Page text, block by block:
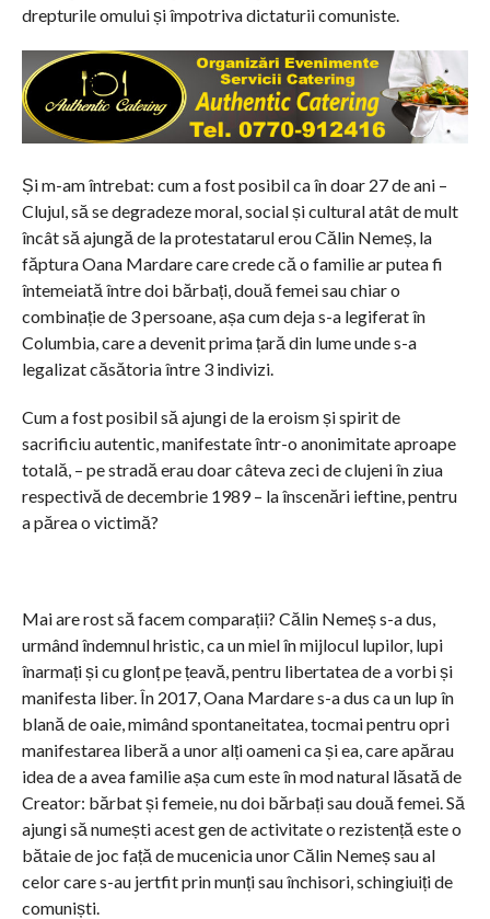
drepturile omului și împotriva dictaturii comuniste.
Și m-am întrebat: cum a fost posibil ca în doar 27 de ani –
Clujul, să se degradeze moral, social și cultural atât de mult
încât să ajungă de la protestatarul erou Călin Nemeș, la
făptura Oana Mardare care crede că o familie ar putea fi
întemeiată între doi bărbați, două femei sau chiar o
combinație de 3 persoane, așa cum deja s-a legiferat în
Columbia, care a devenit prima țară din lume unde s-a
legalizat căsătoria între 3 indivizi.
Cum a fost posibil să ajungi de la eroism și spirit de
sacrificiu autentic, manifestate într-o anonimitate aproape
totală, – pe stradă erau doar câteva zeci de clujeni în ziua
respectivă de decembrie 1989 – la înscenări ieftine, pentru
a părea o victimă?
Mai are rost să facem comparații? Călin Nemeș s-a dus,
urmând îndemnul hristic, ca un miel în mijlocul lupilor, lupi
înarmați și cu glonț pe țeavă, pentru libertatea de a vorbi și
manifesta liber. În 2017, Oana Mardare s-a dus ca un lup în
blană de oaie, mimând spontaneitatea, tocmai pentru opri
manifestarea liberă a unor alți oameni ca și ea, care apărau
idea de a avea familie așa cum este în mod natural lăsată de
Creator: bărbat și femeie, nu doi bărbați sau două femei. Să
ajungi să numești acest gen de activitate o rezistență este o
bătaie de joc față de mucenicia unor Călin Nemeș sau al
celor care s-au jertfit prin munți sau închisori, schingiuiți de
comuniști.